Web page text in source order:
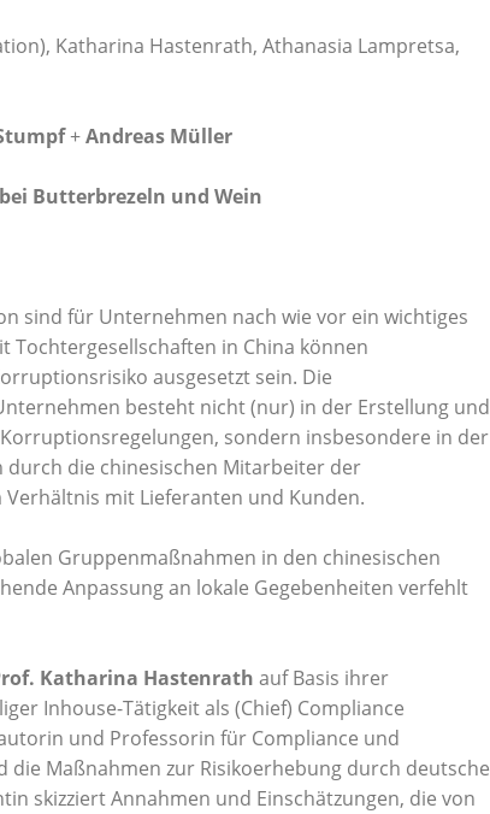
Katharina Hastenrath, Athanasia Lampretsa,
+Andreas Müller
Butterbrezeln und Wein
sind für Unternehmen nach wie vor ein wichtiges
Tochtergesellschaften in China können
ausgesetzt sein. Die
besteht nicht (nur) in der Erstellung und
sondern insbesondere in der
die chinesischen Mitarbeiter der
mit Lieferanten und Kunden.
Gruppenmaßnahmen in den chinesischen
Anpassung an lokale Gegebenheiten verfehlt
Katharina Hastenrath auf Basis ihrer
Inhouse-Tätigkeit als (Chief) Compliance
und Professorin für Compliance und
die Maßnahmen zur Risikoerhebung durch deutsche
skizziert Annahmen und Einschätzungen, die von